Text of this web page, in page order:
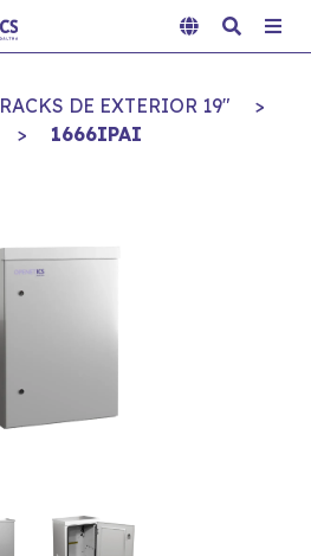
RACKS DE EXTERIOR 19"
>
> 1666IPAI